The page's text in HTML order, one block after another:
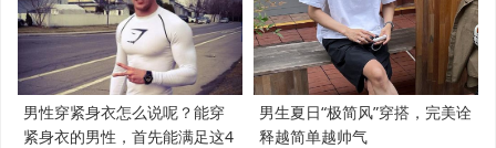
男性穿紧身衣怎么说呢？能穿
紧身衣的男性，首先能满足这4
男生夏日“极简风”穿搭，完美诠
释越简单越帅气